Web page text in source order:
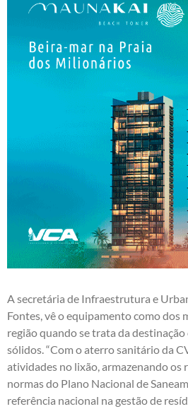
A secretária de Infraestrutura e
Fontes, vê o equipamento como dos
região quando se trata da
sólidos. “Com o aterro sanitário da
atividades no lixão, armazenando os
normas do Plano Nacional de
referência nacional na gestão de